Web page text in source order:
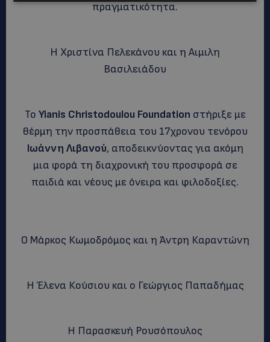
πραγματικότητα.
Η Χριστίνα Πελεκάνου και η Αιμιλη
Βασιλειάδου
Το Yianis Christodoulou Foundation στήριξε με
θέρμη την προσπάθεια του 17χρονου τενόρου
Ιωάννη Λιβανού, αποδεικνύοντας για ακόμη
μια φορά τη διαχρονική του προσφορά σε
παιδιά και νέους με όνειρα και φιλοδοξίες.
Ο Μάρκος Κωμοδρόμος και η Άντρη Καραντώνη
Η Έλενα Κούσιου και ο Γεώργιος Παπαδήμας
Η Παρασκευή Ρουσόπουλος